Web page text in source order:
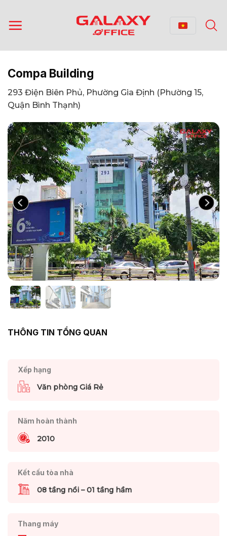
qua
nội
Compa Building
293 Điện Biên Phủ, Phường Gia Định (Phường 15,
Quận Bình Thạnh)
THÔNG TIN TỔNG QUAN
Xếp hạng
Văn phòng Giá Rẻ
Năm hoàn thành
2010
Kết cấu tòa nhà
08 tầng nổi – 01 tầng hầm
Thang máy